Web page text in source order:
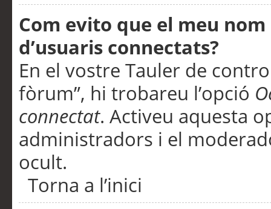
Com evito que el meu
d’usuaris connectats?
En el vostre Tauler de
fòrum”, hi trobareu l’opció
connectat. Activeu aquesta
administradors i el
ocult.
Torna a l’inici